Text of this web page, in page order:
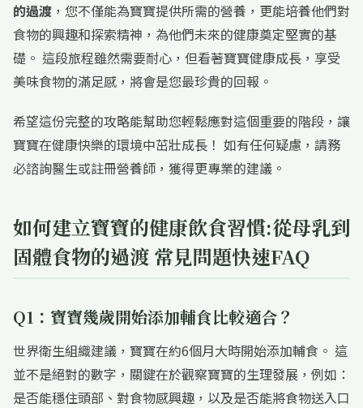
的過渡 ，您不僅能為寶寶提供所需的營養，更能培養他們對
食物的興趣和探索精神，為他們未來的健康奠定堅實的基
礎。 這段旅程雖然需要耐心，但看著寶寶健康成長，享受
美味食物的滿足感，將會是您最珍貴的回報。
希望這份完整的攻略能幫助您輕鬆應對這個重要的階段，讓
寶寶在健康快樂的環境中茁壯成長！ 如有任何疑慮，請務
必諮詢醫生或註冊營養師，獲得更專業的建議。
如何建立寶寶的健康飲食習慣:從母乳到
固體食物的過渡 常見問題快速FAQ
Q1：寶寶幾歲開始添加輔食比較適合？
世界衛生組織建議，寶寶在約6個月大時開始添加輔食。 這
並不是絕對的數字，關鍵在於觀察寶寶的生理發展，例如：
是否能穩住頭部、對食物感興趣，以及是否能將食物送入口